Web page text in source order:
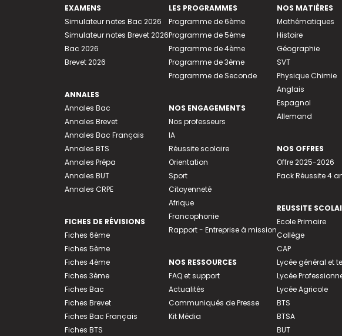
EXAMENS
Simulateur notes Bac 2026
Simulateur notes Brevet 2026
Bac 2026
Brevet 2026
ANNALES
Annales Bac
Annales Brevet
Annales Bac Français
Annales BTS
Annales Prépa
Annales BUT
Annales CRPE
FICHES DE RÉVISIONS
Fiches 6ème
Fiches 5ème
Fiches 4ème
Fiches 3ème
Fiches Bac
Fiches Brevet
Fiches Bac Français
Fiches BTS
LES PROGRAMMES
Programme de 6ème
Programme de 5ème
Programme de 4ème
Programme de 3ème
Programme de Seconde
NOS ENGAGEMENTS
Nos professeurs
IA
Réussite scolaire
Orientation
Sport
Citoyenneté
Afrique
Francophonie
Rapport - Entreprise à mission
NOS RESSOURCES
FAQ et support
Actualités
Communiqués de Presse
Kit Média
NOS MATIÈRES
Mathématiques
Histoire
Géographie
SVT
Physique Chimie
Anglais
Espagnol
Allemand
NOS OFFRES
Offre 2025-2026
Pack Réussite 4
REUSSITE
Ecole Primaire
Collège
CAP
Lycée général et
Lycée
Lycée Agricole
BTS
BTSA
BUT